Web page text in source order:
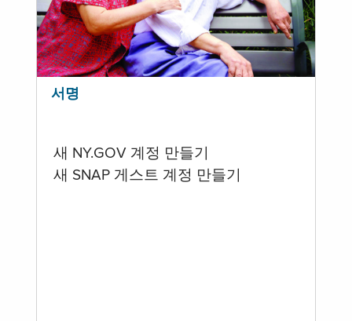
서명
새 NY.GOV 계정 만들기
새 SNAP 게스트 계정 만들기